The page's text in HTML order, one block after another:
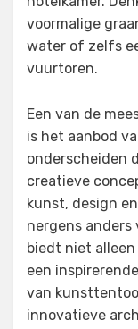
voormalige
water of zelfs
vuurtoren.
Een van de
is het aanbod
onderscheiden
creatieve
kunst, design
nergens anders
biedt niet alleen
een
van
innovatieve